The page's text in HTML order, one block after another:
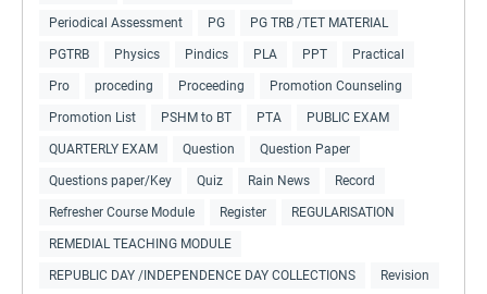
Periodical Assessment PG PG TRB /TET MATERIAL
PGTRB Physics Pindics PLA PPT Practical
Pro proceding Proceeding Promotion Counseling
Promotion List PSHM to BT PTA PUBLIC EXAM
QUARTERLY EXAM Question Question Paper
Questions paper/Key Quiz Rain News Record
Refresher Course Module Register REGULARISATION
REMEDIAL TEACHING MODULE
REPUBLIC DAY /INDEPENDENCE DAY COLLECTIONS Revision